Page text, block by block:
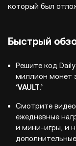
который был
Быстрый
Решите код
миллион монет
‘VAULT.’
Смотрите видео
ежедневные
и мини-игры, и